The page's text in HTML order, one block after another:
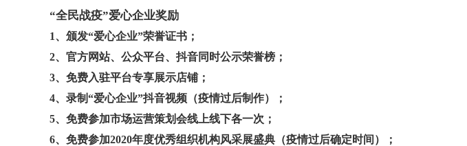
“全民战疫”爱心企业奖励
1、 颁发“爱心企业”荣誉证书；
2、 官方网站、公众平台、抖音同时公示荣誉榜；
3、 免费入驻平台专享展示店铺；
4、 录制“爱心企业”抖音视频（疫情过后制作）；
5、 免费参加市场运营策划会线上线下各一次；
6、免费参加2020年度优秀组织机构风采展盛典（疫情过后确定时间）；